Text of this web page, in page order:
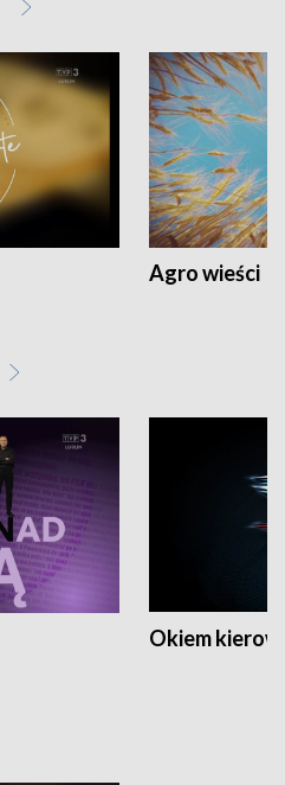
Agro wieści
Okiem